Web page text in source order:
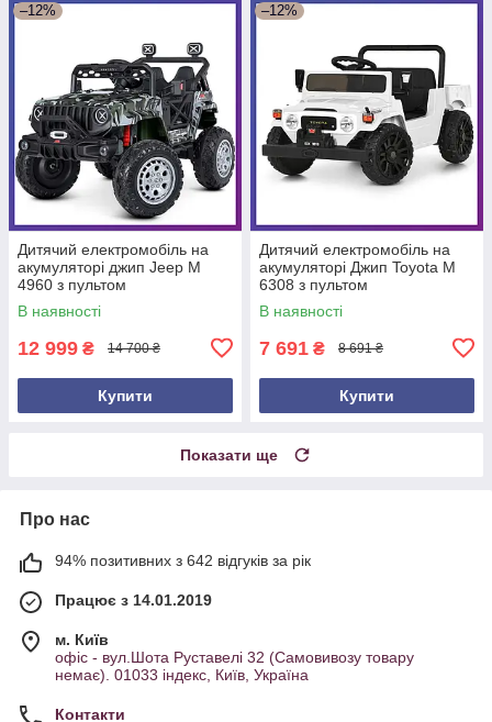
–12%
Дитячий електромобіль на
акумуляторі джип Jeep M
4960 з пультом
радіокерування для дітей 3-8
років камуфляж
В наявності
12 999 ₴ 14 700 ₴
Купити
–12%
Дитячий електромобіль на
акумуляторі Джип Toyota M
6308 з пультом
радіокерування для дітей 3-8
років Білий
В наявності
7 691 ₴ 8 691 ₴
Купити
Показати ще
Про нас
94% позитивних з 642 відгуків за рік
Працює з 14.01.2019
м. Київ
офіс - вул.Шота Руставелі 32 (Самовивозу товару
немає). 01033 індекс, Київ, Україна
Контакти